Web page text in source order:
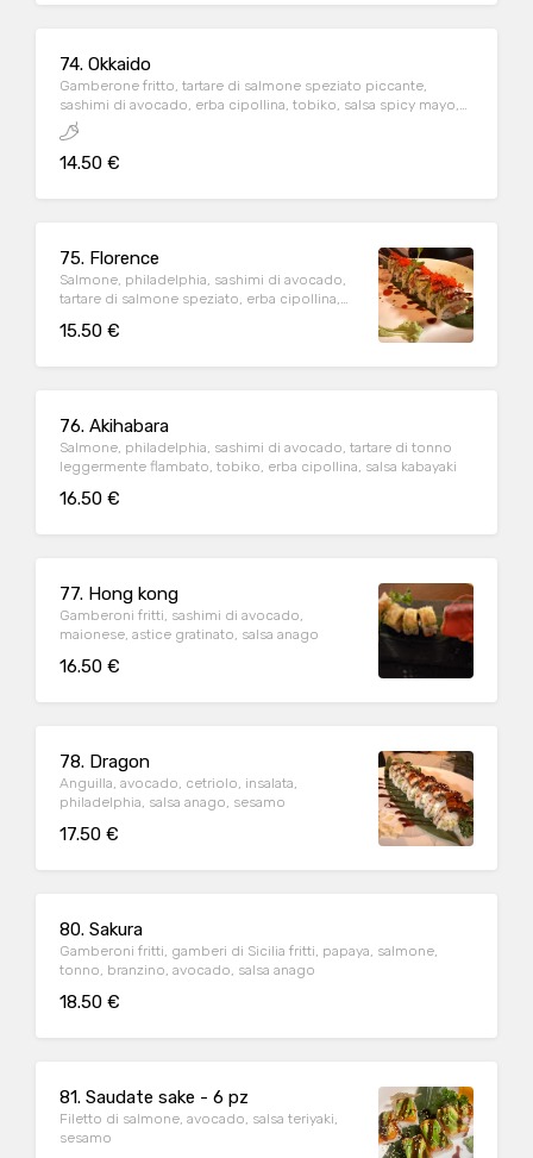
74. Okkaido
Gamberone fritto, tartare di salmone speziato piccante,
sashimi di avocado, erba cipollina, tobiko, salsa spicy mayo,
salsa teriyaki
14.50 €
75. Florence
Salmone, philadelphia, sashimi di avocado,
tartare di salmone speziato, erba cipollina,
15.50 €
76. Akihabara
Salmone, philadelphia, sashimi di avocado, tartare di tonno
leggermente flambato, tobiko, erba cipollina, salsa kabayaki
16.50 €
77. Hong kong
Gamberoni fritti, sashimi di avocado,
maionese, astice gratinato, salsa anago
16.50 €
78. Dragon
Anguilla, avocado, cetriolo, insalata,
philadelphia, salsa anago, sesamo
17.50 €
80. Sakura
Gamberoni fritti, gamberi di Sicilia fritti, papaya, salmone,
tonno, branzino, avocado, salsa anago
18.50 €
81. Saudate sake - 6 pz
Filetto di salmone, avocado, salsa teriyaki,
sesamo